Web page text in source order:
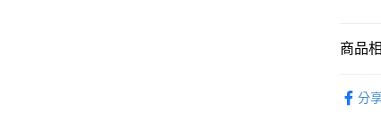
醒簡
2.透過
【注
商品
分